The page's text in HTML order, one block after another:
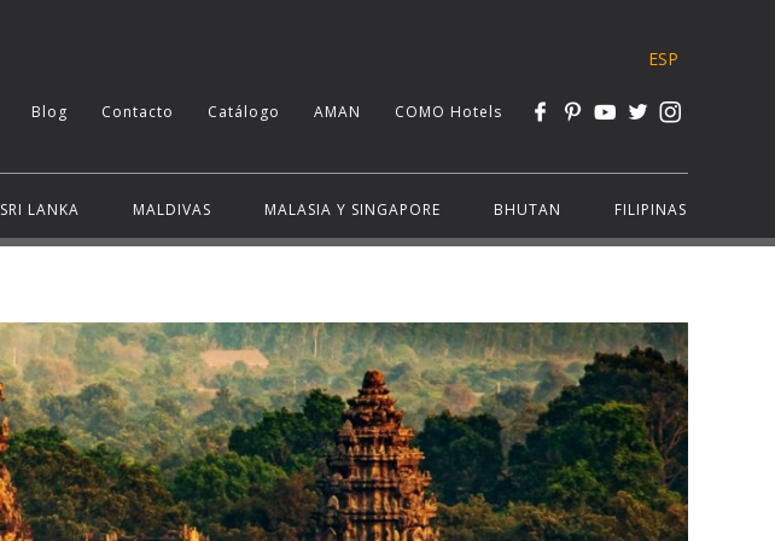
ESP
Blog Contacto Catálogo AMAN COMO Hotels
SRI LANKA MALDIVAS MALASIA Y SINGAPORE BHUTAN FILIPINAS